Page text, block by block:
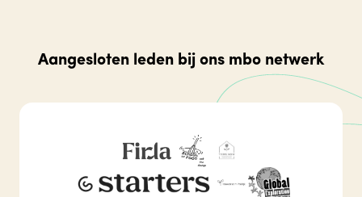
Aangesloten leden bij ons mbo netwerk